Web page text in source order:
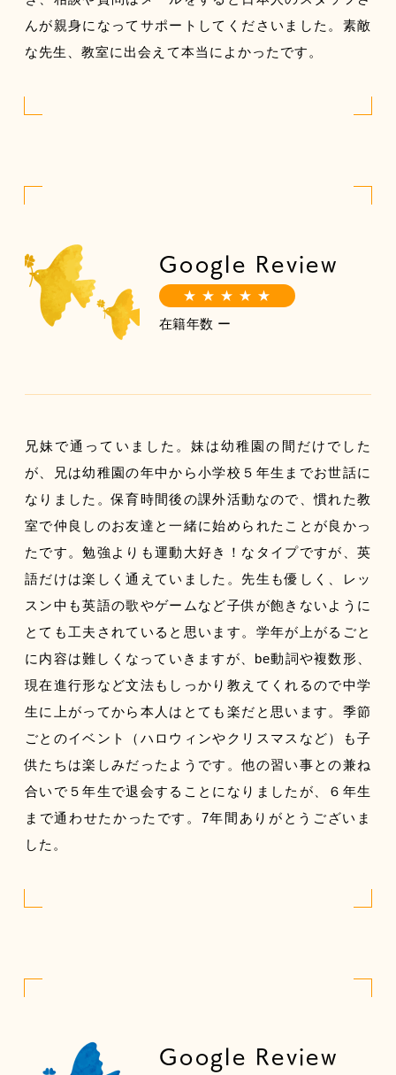
んが親身になってサポートしてくださいました。素敵
な先生、教室に出会えて本当によかったです。
Google Review
★ ★ ★ ★ ★
在籍年数 ー
兄妹で通っていました。妹は幼稚園の間だけでした
が、兄は幼稚園の年中から小学校５年生までお世話に
なりました。保育時間後の課外活動なので、慣れた教
室で仲良しのお友達と一緒に始められたことが良かっ
たです。勉強よりも運動大好き！なタイプですが、英
語だけは楽しく通えていました。先生も優しく、レッ
スン中も英語の歌やゲームなど子供が飽きないように
とても工夫されていると思います。学年が上がるごと
に内容は難しくなっていきますが、be動詞や複数形、
現在進行形など文法もしっかり教えてくれるので中学
生に上がってから本人はとても楽だと思います。季節
ごとのイベント（ハロウィンやクリスマスなど）も子
供たちは楽しみだったようです。他の習い事との兼ね
合いで５年生で退会することになりましたが、６年生
まで通わせたかったです。7年間ありがとうございま
した。
Google Review